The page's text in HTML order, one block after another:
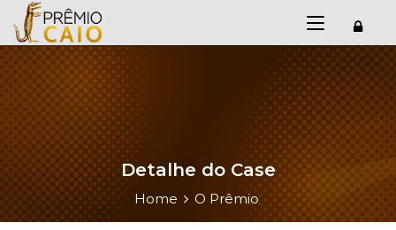
Detalhe do Case
Home O Prêmio